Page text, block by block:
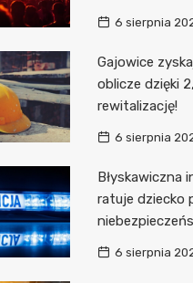
6 sierpnia
Gajowice
oblicze dzięki
rewitalizację!
6 sierpnia
Błyskawiczna
ratuje dziecko
6 sierpnia